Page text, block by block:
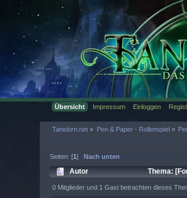
Übersicht Impressum Einloggen
Tanelorn.net » Pen & Paper - Rollenspiel»
Seiten: [1]Nach unten
Autor Thema:
0 Mitglieder und 1 Gast betrachten dieses